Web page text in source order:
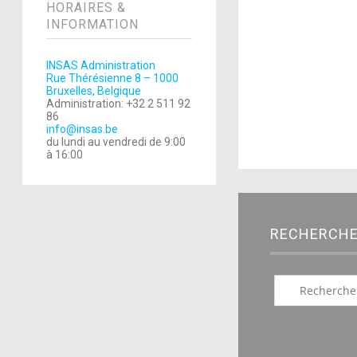
HORAIRES &
INFORMATION
INSAS Administration
Rue Thérésienne 8 – 1000
Bruxelles, Belgique
Administration: +32 2 511 92
86
info@insas.be
du lundi au vendredi de 9:00
à 16:00